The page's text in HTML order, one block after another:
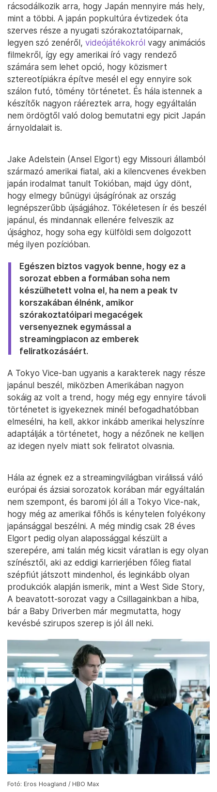
rácsodálkozik arra, hogy Japán mennyire más hely,
mint a többi. A japán popkultúra évtizedek óta
szerves része a nyugati szórakoztatóiparnak,
legyen szó zenéről, videójátékokról vagy animációs
filmekről, így egy amerikai író vagy rendező
számára sem lehet opció, hogy közismert
sztereotípiákra építve mesél el egy ennyire sok
szálon futó, tömény történetet. És hála istennek a
készítők nagyon ráéreztek arra, hogy egyáltalán
nem ördögtől való dolog bemutatni egy picit Japán
árnyoldalait is.
Jake Adelstein (Ansel Elgort) egy Missouri államból
származó amerikai fiatal, aki a kilencvenes években
japán irodalmat tanult Tokióban, majd úgy dönt,
hogy elmegy bűnügyi újságírónak az ország
legnépszerűbb újságjához. Tökéletesen ír és beszél
japánul, és mindannak ellenére felveszik az
újsághoz, hogy soha egy külföldi sem dolgozott
még ilyen pozícióban.
Egészen biztos vagyok benne, hogy ez a
sorozat ebben a formában soha nem
készülhetett volna el, ha nem a peak tv
korszakában élnénk, amikor
szórakoztatóipari megacégek
versenyeznek egymással a
streamingpiacon az emberek
feliratkozásáért.
A Tokyo Vice-ban ugyanis a karakterek nagy része
japánul beszél, miközben Amerikában nagyon
sokáig az volt a trend, hogy még egy ennyire távoli
történetet is igyekeznek minél befogadhatóbban
elmesélni, ha kell, akkor inkább amerikai helyszínre
adaptálják a történetet, hogy a nézőnek ne kelljen
az idegen nyelv miatt sok feliratot olvasnia.
Hála az égnek ez a streamingvilágban virálissá váló
európai és ázsiai sorozatok korában már egyáltalán
nem szempont, és baromi jól áll a Tokyo Vice-nak,
hogy még az amerikai főhős is kénytelen folyékony
japánsággal beszélni. A még mindig csak 28 éves
Elgort pedig olyan alapossággal készült a
szerepére, ami talán még kicsit váratlan is egy olyan
színésztől, aki az eddigi karrierjében főleg fiatal
szépfiút játszott mindenhol, és leginkább olyan
produkciók alapján ismerik, mint a West Side Story,
A beavatott-sorozat vagy a Csillagainkban a hiba,
bár a Baby Driverben már megmutatta, hogy
kevésbé szirupos szerep is jól áll neki.
Fotó: Eros Hoagland / HBO Max